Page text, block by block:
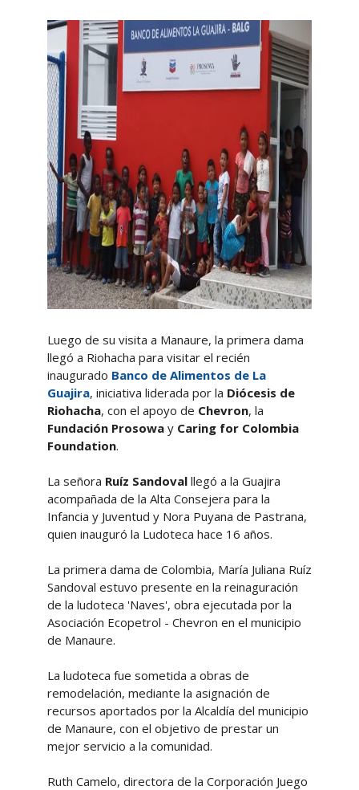
Luego de su visita a Manaure, la primera dama
llegó a Riohacha para visitar el recién
inaugurado Banco de Alimentos de La
Guajira, iniciativa liderada por la Diócesis de
Riohacha, con el apoyo de Chevron, la
Fundación Prosoway Caring for Colombia
Foundation.
La señora Ruíz Sandoval llegó a la Guajira
acompañada de la Alta Consejera para la
Infancia y Juventud y Nora Puyana de Pastrana,
quien inauguró la Ludoteca hace 16 años.
La primera dama de Colombia, María Juliana Ruíz
Sandoval estuvo presente en la reinaguración
de la ludoteca 'Naves', obra ejecutada por la
Asociación Ecopetrol - Chevron en el municipio
de Manaure.
La ludoteca fue sometida a obras de
remodelación, mediante la asignación de
recursos aportados por la Alcaldía del municipio
de Manaure, con el objetivo de prestar un
mejor servicio a la comunidad.
Ruth Camelo, directora de la Corporación Juego